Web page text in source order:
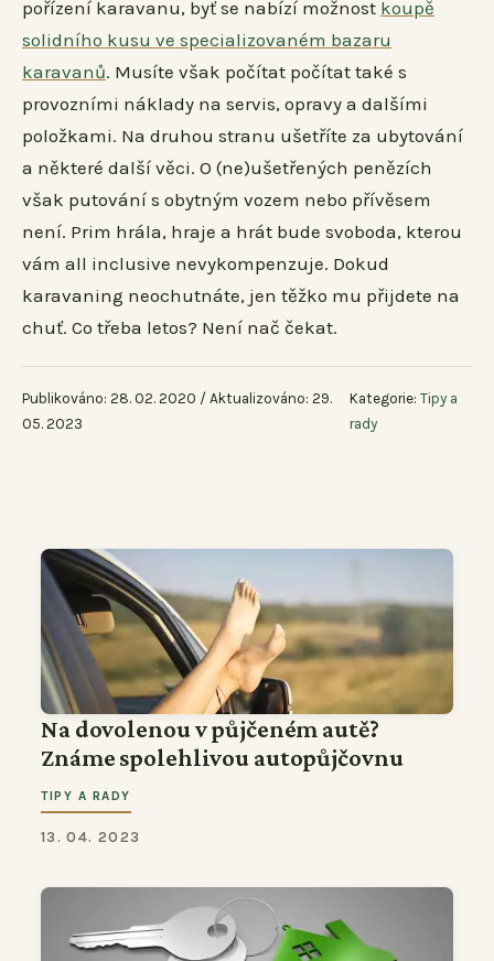
pořízení karavanu, byť se nabízí možnost koupě
solidního kusu ve specializovaném bazaru
karavanů. Musíte však počítat počítat také s
provozními náklady na servis, opravy a dalšími
položkami. Na druhou stranu ušetříte za ubytování
a některé další věci. O (ne)ušetřených penězích
však putování s obytným vozem nebo přívěsem
není. Prim hrála, hraje a hrát bude svoboda, kterou
vám all inclusive nevykompenzuje. Dokud
karavaning neochutnáte, jen těžko mu přijdete na
chuť. Co třeba letos? Není nač čekat.
Publikováno: 28. 02. 2020 / Aktualizováno: 29.
05. 2023
Kategorie:Tipy a
rady
Na dovolenou v půjčeném autě?
Známe spolehlivou autopůjčovnu
TIPY A RADY
13. 04. 2023